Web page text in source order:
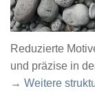
Reduzierte
und präzise in
→ Weitere